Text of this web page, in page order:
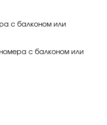
с балконом или
с балконом или